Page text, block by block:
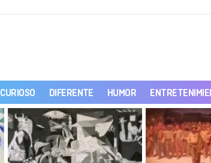
CURIOSO DIFERENTE HUMOR